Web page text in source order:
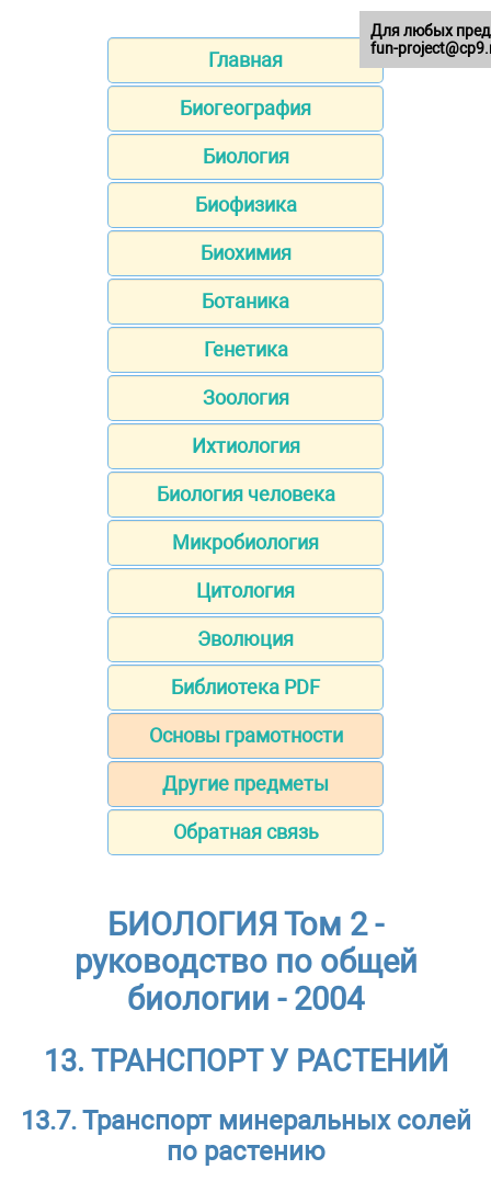
Главная
Биогеография
Биология
Биофизика
Биохимия
Ботаника
Генетика
Зоология
Ихтиология
Биология человека
Микробиология
Цитология
Эволюция
Библиотека PDF
Основы грамотности
Другие предметы
Обратная связь
БИОЛОГИЯ Том 2 -
руководство по общей
биологии - 2004
13. ТРАНСПОРТ У РАСТЕНИЙ
13.7. Транспорт минеральных солей
по растению
Для любых
fun-